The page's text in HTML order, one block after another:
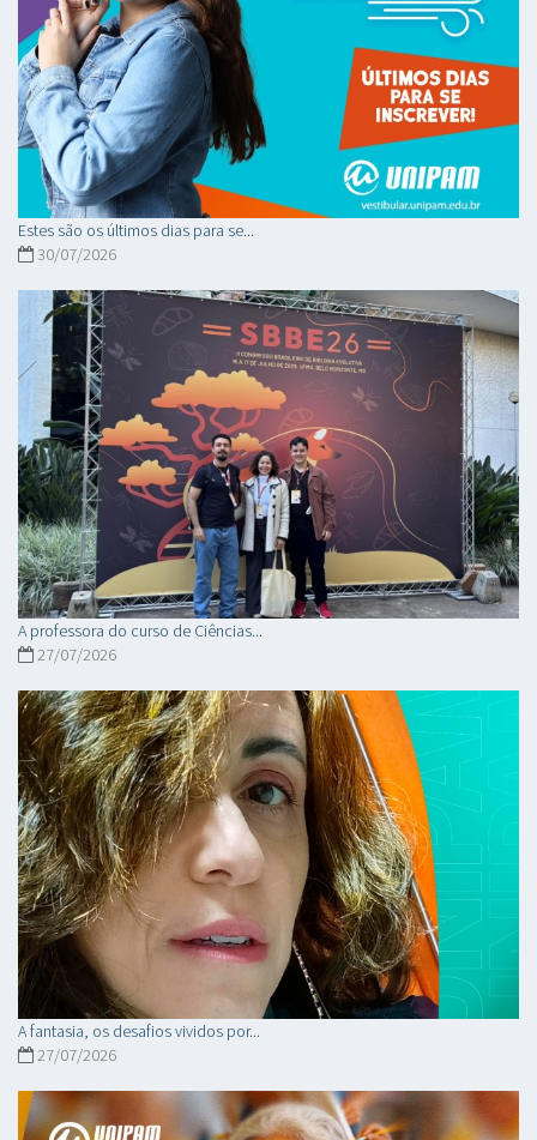
Estes são os últimos dias para se...
30/07/2026
A professora do curso de Ciências...
27/07/2026
A fantasia, os desafios vividos por...
27/07/2026